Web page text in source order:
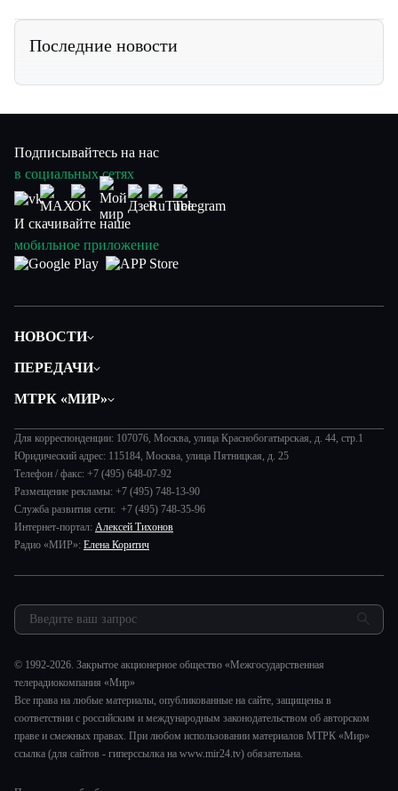
Последние новости
Подписывайтесь на нас
в социальных сетях
И скачивайте наше
мобильное приложение
НОВОСТИ
Экономика
Происшествия
В содружестве
В мире
Наука и технологии
Здоровье и медицина
Культура
Шоу-бизнес
Сад и огород
ПЕРЕДАЧИ
Дела судебные
Диктор делает
Игра в кино
Игра в кино. Мультфильмы
Исторический детектив
МИР. Мнение
Мировое соглашение
Обману.НЕТ
Предварительный диагноз
Пять причин поехать в...
МТРК «МИР»
История
Руководство
Новости компании
Пресса о нас
Карьера
Результаты СОУТ
Для корреспонденции: 107076, Москва, улица Краснобогатырская, д. 44, стр.1
Юридический адрес: 115184, Москва, улица Пятницкая, д. 25
Телефон / факс: +7 (495) 648-07-92
Размещение рекламы: +7 (495) 748-13-90
Служба развития сети: +7 (495) 748-35-96
Интернет-портал: Алексей Тихонов
Радио «МИР»: Елена Коритич
© 1992-2026. Закрытое акционерное общество «Межгосударственная
телерадиокомпания «Мир»
Все права на любые материалы, опубликованные на сайте, защищены в
соответствии с российским и международным законодательством об авторском
праве и смежных правах. При любом использовании материалов МТРК «Мир»
ссылка (для сайтов - гиперссылка на www.mir24.tv) обязательна.